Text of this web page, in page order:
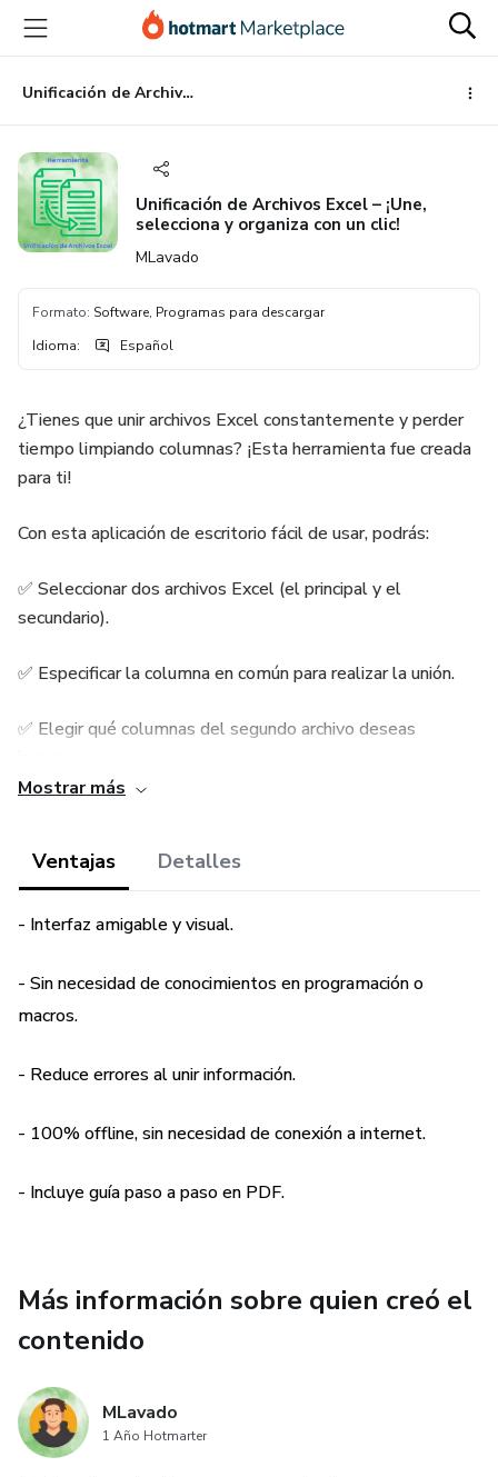
principal
página
de
página
Unificación de Archivos Excel – ¡Une, selecciona y organiza con un clic!
Unificación de Archivos Excel – ¡Une,
selecciona y organiza con un clic!
MLavado
Formato: Software, Programas para descargar
Idioma: Español
¿Tienes que unir archivos Excel constantemente y perder
tiempo limpiando columnas? ¡Esta herramienta fue creada
para ti!
Con esta aplicación de escritorio fácil de usar, podrás:
✅ Seleccionar dos archivos Excel (el principal y el
secundario).
✅ Especificar la columna en común para realizar la unión.
✅ Elegir qué columnas del segundo archivo deseas
✅ Guardar el resultado con un solo clic.
Ideal para:
📊 Cualquier persona que trabaje con datos en Excel.
- Manual de uso en PDF.
Mostrar más
Ventajas Detalles
- Interfaz amigable y visual.
- Sin necesidad de conocimientos en programación o
macros.
- Reduce errores al unir información.
- 100% offline, sin necesidad de conexión a internet.
- Incluye guía paso a paso en PDF.
Más información sobre quien creó el
contenido
MLavado
1 Año Hotmarter